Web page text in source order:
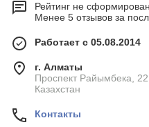
Рейтинг не сформирован
Менее 5 отзывов за
Работает с 05.08.2014
г. Алматы
Проспект Райымбека,
Казахстан
Контакты